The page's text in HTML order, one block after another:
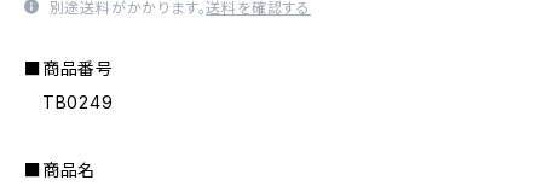
別途送料がかかります。送料を確認する
■商品番号
TB0249
■商品名